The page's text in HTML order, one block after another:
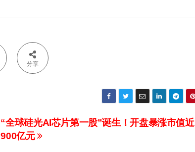
分享
“全球硅光AI芯片第一股”诞生！开盘暴涨市值近
900亿元